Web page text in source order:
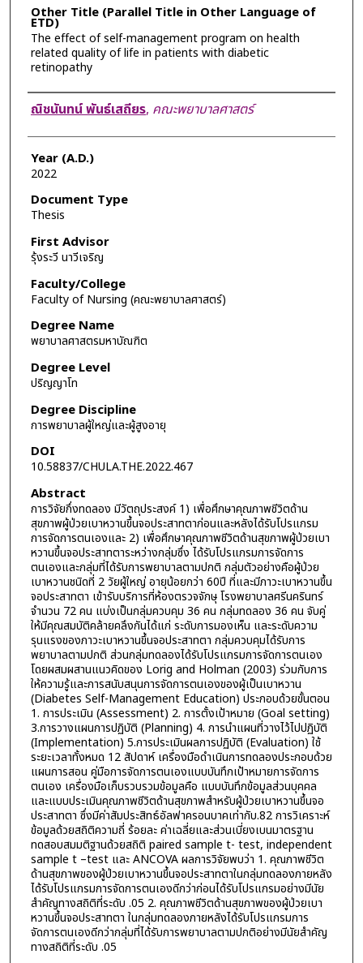
Other Title (Parallel Title in Other Language of
ETD)
The effect of self-management program on health
related quality of life in patients with diabetic
retinopathy
Author
ณิชนันทน์ พันธ์เสถียร, คณะพยาบาลศาสตร์
Year (A.D.)
2022
Document Type
Thesis
First Advisor
รุ้งระวี นาวีเจริญ
Faculty/College
Faculty of Nursing (คณะพยาบาลศาสตร์)
Degree Name
พยาบาลศาสตรมหาบัณฑิต
Degree Level
ปริญญาโท
Degree Discipline
การพยาบาลผู้ใหญ่และผู้สูงอายุ
DOI
10.58837/CHULA.THE.2022.467
Abstract
การวิจัยกึ่งทดลอง มีวัตถุประสงค์ 1) เพื่อศึกษาคุณภาพชีวิตด้าน
สุขภาพผู้ป่วยเบาหวานขึ้นจอประสาทตาก่อนและหลังได้รับโปรแกรม
การจัดการตนเองและ 2) เพื่อศึกษาคุณภาพชีวิตด้านสุขภาพผู้ป่วยเบา
หวานขึ้นจอประสาทตาระหว่างกลุ่มซึ่ง ได้รับโปรแกรมการจัดการ
ตนเองและกลุ่มที่ได้รับการพยาบาลตามปกติ กลุ่มตัวอย่างคือผู้ป่วย
เบาหวานชนิดที่ 2 วัยผู้ใหญ่ อายุน้อยกว่า 60ปี ที่และมีภาวะเบาหวานขึ้น
จอประสาทตา เข้ารับบริการที่ห้องตรวจจักษุ โรงพยาบาลศรีนครินทร์
จำนวน 72 คน แบ่งเป็นกลุ่มควบคุม 36 คน กลุ่มทดลอง 36 คน จับคู่
ให้มีคุณสมบัติคล้ายคลึงกันได้แก่ ระดับการมองเห็น และระดับความ
รุนแรงของภาวะเบาหวานขึ้นจอประสาทตา กลุ่มควบคุมได้รับการ
พยาบาลตามปกติ ส่วนกลุ่มทดลองได้รับโปรแกรมการจัดการตนเอง
โดยผสมผสานแนวคิดของ Lorig and Holman (2003) ร่วมกับการ
ให้ความรู้และการสนับสนุนการจัดการตนเองของผู้เป็นเบาหวาน
(Diabetes Self-Management Education) ประกอบด้วยขั้นตอน
1. การประเมิน (Assessment) 2. การตั้งเป้าหมาย (Goal setting)
3.การวางแผนการปฏิบัติ (Planning) 4. การนำแผนที่วางไว้ไปปฏิบัติ
(Implementation) 5.การประเมินผลการปฏิบัติ (Evaluation) ใช้
ระยะเวลาทั้งหมด 12 สัปดาห์ เครื่องมือดำเนินการทดลองประกอบด้วย
แผนการสอน คู่มือการจัดการตนเองแบบบันทึกเป้าหมายการจัดการ
ตนเอง เครื่องมือเก็บรวบรวมข้อมูลคือ แบบบันทึกข้อมูลส่วนบุคคล
และแบบประเมินคุณภาพชีวิตด้านสุขภาพสำหรับผู้ป่วยเบาหวานขึ้นจอ
ประสาทตา ซึ่งมีค่าสัมประสิทธ์อัลฟาครอนบาคเท่ากับ.82 การวิเคราะห์
ข้อมูลด้วยสถิติความถี่ ร้อยละ ค่าเฉลี่ยและส่วนเบี่ยงเบนมาตรฐาน
ทดสอบสมมติฐานด้วยสถิติ paired sample t- test, independent
sample t –test และ ANCOVA ผลการวิจัยพบว่า 1. คุณภาพชีวิต
ด้านสุขภาพของผู้ป่วยเบาหวานขึ้นจอประสาทตาในกลุ่มทดลองภายหลัง
ได้รับโปรแกรมการจัดการตนเองดีกว่าก่อนได้รับโปรแกรมอย่างมีนัย
สำคัญทางสถิติที่ระดับ .05 2. คุณภาพชีวิตด้านสุขภาพของผู้ป่วยเบา
หวานขึ้นจอประสาทตา ในกลุ่มทดลองภายหลังได้รับโปรแกรมการ
จัดการตนเองดีกว่ากลุ่มที่ได้รับการพยาบาลตามปกติอย่างมีนัยสำคัญ
ทางสถิติที่ระดับ .05